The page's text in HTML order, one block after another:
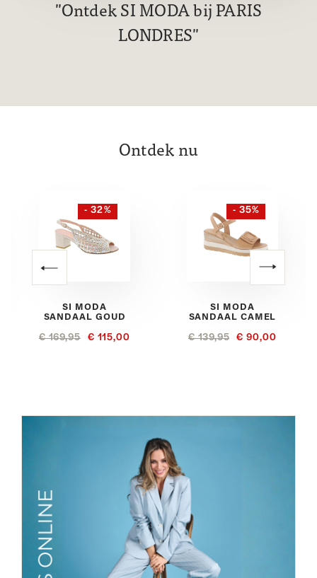
Ontdek SI MODA bij PARIS
LONDRES
Ontdek nu
- 32%
SI MODA
SANDAAL GOUD
€ 169,95 € 115,00
- 35%
SI MODA
SANDAAL CAMEL
€ 139,95 € 90,00